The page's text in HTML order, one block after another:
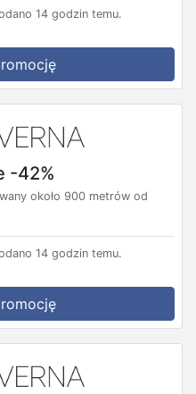
14 godzin temu.
-42%
około 900 metrów od
14 godzin temu.